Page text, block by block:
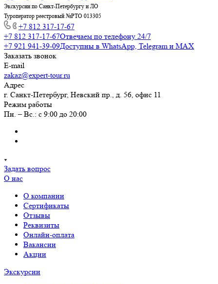
Экскурсии по Санкт-Петербургу и ЛО
Туроператор реестровый №РТО 013305
+7 812 317-17-67
+7 812 317-17-67Отвечаем по телефону 24/7
+7 921 941-39-09Доступны в WhatsApp, Telegram и MAX
Заказать звонок
E-mail
zakaz@expert-tour.ru
Адрес
г. Санкт-Петербург, Невский пр., д. 56, офис 11
Режим работы
Пн. – Вс.: с 9:00 до 20:00
Задать вопрос
О нас
О компании
Сертификаты
Отзывы
Реквизиты
Онлайн-оплата
Вакансии
Акции
Экскурсии